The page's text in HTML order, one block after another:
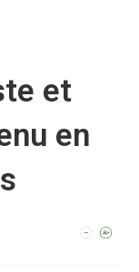
et
en